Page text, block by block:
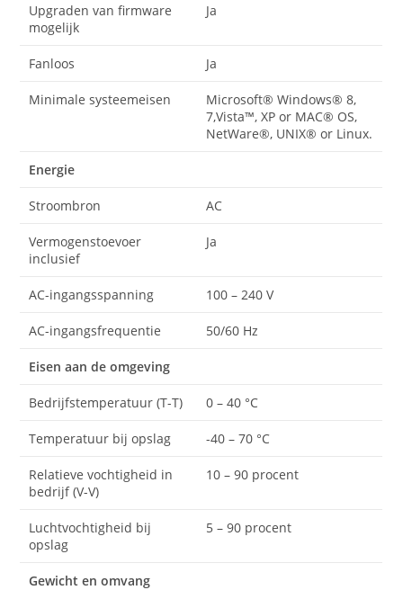
Upgraden van firmware
mogelijk
Ja
Fanloos Ja
Minimale systeemeisen
Microsoft® Windows® 8,
7,Vista™, XP or MAC® OS,
NetWare®, UNIX® or Linux.
Energie
Stroombron AC
Vermogenstoevoer
inclusief
Ja
AC-ingangsspanning 100 – 240 V
AC-ingangsfrequentie 50/60 Hz
Eisen aan de omgeving
Bedrijfstemperatuur (T-T) 0 – 40 °C
Temperatuur bij opslag -40 – 70 °C
Relatieve vochtigheid in
bedrijf (V-V)
10 – 90 procent
Luchtvochtigheid bij
opslag
5 – 90 procent
Gewicht en omvang